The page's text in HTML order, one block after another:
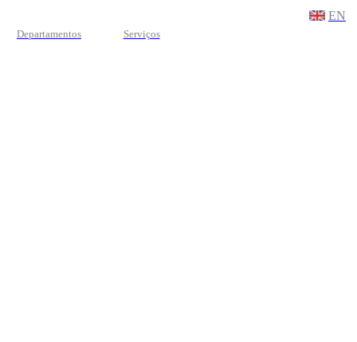
EN
Departamentos Serviços